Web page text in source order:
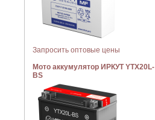
Запросить оптовые цены
Мото аккумулятор ИРКУТ YTX20L-
BS